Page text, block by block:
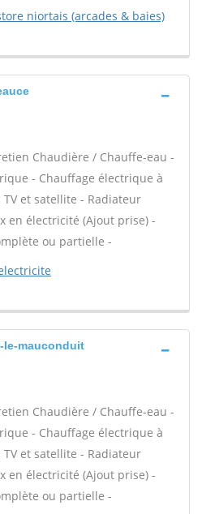
niortais (arcades & baies)
Chaudière / Chauffe-eau -
- Chauffage électrique à
et satellite - Radiateur
en électricité (Ajout prise) -
ou partielle -
le-mauconduit
Chaudière / Chauffe-eau -
- Chauffage électrique à
et satellite - Radiateur
en électricité (Ajout prise) -
ou partielle -